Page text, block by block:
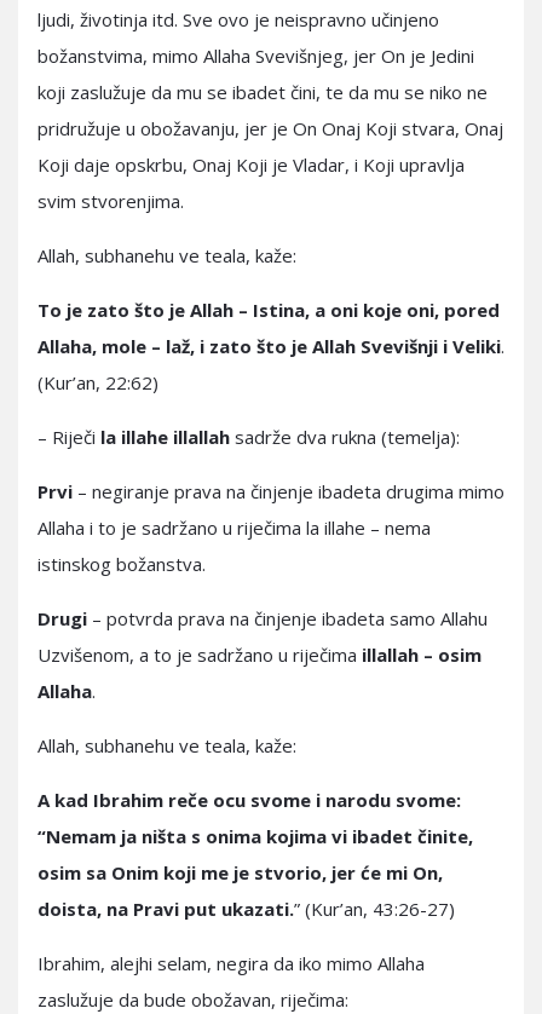
ljudi, životinja itd. Sve ovo je neispravno učinjeno
božanstvima, mimo Allaha Svevišnjeg, jer On je Jedini
koji zaslužuje da mu se ibadet čini, te da mu se niko ne
pridružuje u obožavanju, jer je On Onaj Koji stvara, Onaj
Koji daje opskrbu, Onaj Koji je Vladar, i Koji upravlja
svim stvorenjima.
Allah, subhanehu ve teala, kaže:
To je zato što je Allah – Istina, a oni koje oni, pored
Allaha, mole – laž, i zato što je Allah Svevišnji i Veliki.
(Kur’an, 22:62)
– Riječi la illahe illallah sadrže dva rukna (temelja):
Prvi – negiranje prava na činjenje ibadeta drugima mimo
Allaha i to je sadržano u riječima la illahe – nema
istinskog božanstva.
Drugi – potvrda prava na činjenje ibadeta samo Allahu
Uzvišenom, a to je sadržano u riječima illallah – osim
Allaha.
Allah, subhanehu ve teala, kaže:
A kad Ibrahim reče ocu svome i narodu svome:
“Nemam ja ništa s onima kojima vi ibadet činite,
osim sa Onim koji me je stvorio, jer će mi On,
doista, na Pravi put ukazati.” (Kur’an, 43:26-27)
Ibrahim, alejhi selam, negira da iko mimo Allaha
zaslužuje da bude obožavan, riječima: